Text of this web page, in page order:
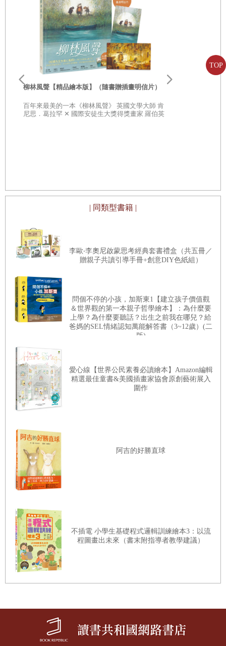
TOP
柳林風聲【精品繪本版】（隨書贈插畫明信片）
百年來最美的一本《柳林風聲》 英國文學大師 肯
尼思．葛拉罕 ✕ 國際安徒生大獎得獎畫家 羅伯英
李歐‧李奧
| 同類型書籍 |
李歐‧李奧尼啟蒙思考經典套書禮盒（共五冊／
贈親子共讀引導手冊+創意DIY色紙組）
問個不停的小孩，加斯東1【建立孩子價值觀
＆世界觀的第一本親子哲學繪本】：為什麼要
上學？為什麼要聽話？出生之前我在哪兒？給
爸媽的SEL情緒認知萬能解答書（3~12歲）(二
版)
愛心線【世界公民素養必讀繪本】Amazon編輯
精選最佳童書&美國插畫家協會原創藝術展入
圍作
阿吉的好勝直球
不插電 小學生基礎程式邏輯訓練繪本3：以流
程圖畫出未來（書末附指導者教學建議）